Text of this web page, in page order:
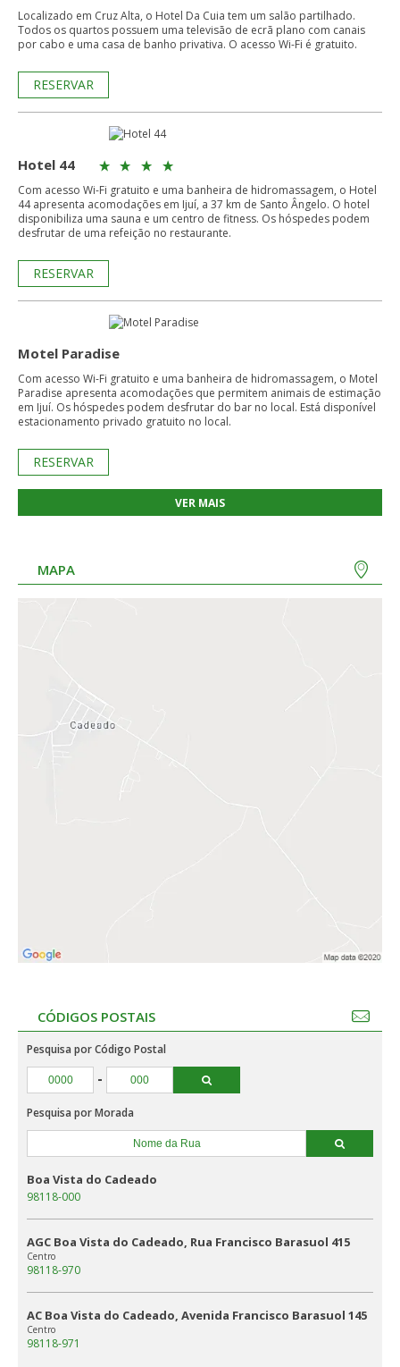
Localizado em Cruz Alta, o Hotel Da Cuia tem um salão partilhado.
Todos os quartos possuem uma televisão de ecrã plano com canais
por cabo e uma casa de banho privativa. O acesso Wi-Fi é gratuito.
RESERVAR
Hotel 44
Com acesso Wi-Fi gratuito e uma banheira de hidromassagem, o Hotel
44 apresenta acomodações em Ijuí, a 37 km de Santo Ângelo. O hotel
disponibiliza uma sauna e um centro de fitness. Os hóspedes podem
desfrutar de uma refeição no restaurante.
RESERVAR
Motel Paradise
Com acesso Wi-Fi gratuito e uma banheira de hidromassagem, o Motel
Paradise apresenta acomodações que permitem animais de estimação
em Ijuí. Os hóspedes podem desfrutar do bar no local. Está disponível
estacionamento privado gratuito no local.
RESERVAR
VER MAIS
MAPA
CÓDIGOS POSTAIS
Pesquisa por Código Postal
-
Pesquisa por Morada
Boa Vista do Cadeado
98118-000
AGC Boa Vista do Cadeado, Rua Francisco Barasuol 415
Centro
98118-970
AC Boa Vista do Cadeado, Avenida Francisco Barasuol 145
Centro
98118-971